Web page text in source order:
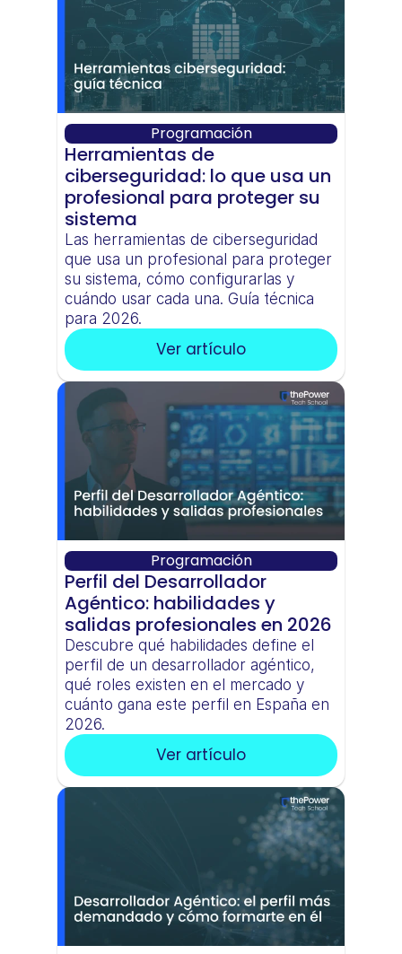
Programación
Herramientas de
ciberseguridad: lo que usa un
profesional para proteger su
sistema
Las herramientas de ciberseguridad
que usa un profesional para proteger
su sistema, cómo configurarlas y
cuándo usar cada una. Guía técnica
para 2026.
Ver artículo
Programación
Perfil del Desarrollador
Agéntico: habilidades y
salidas profesionales en 2026
Descubre qué habilidades define el
perfil de un desarrollador agéntico,
qué roles existen en el mercado y
cuánto gana este perfil en España en
2026.
Ver artículo